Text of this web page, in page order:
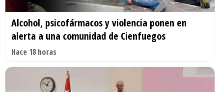
Alcohol, psicofármacos y violencia ponen en
alerta a una comunidad de Cienfuegos
Hace 18 horas